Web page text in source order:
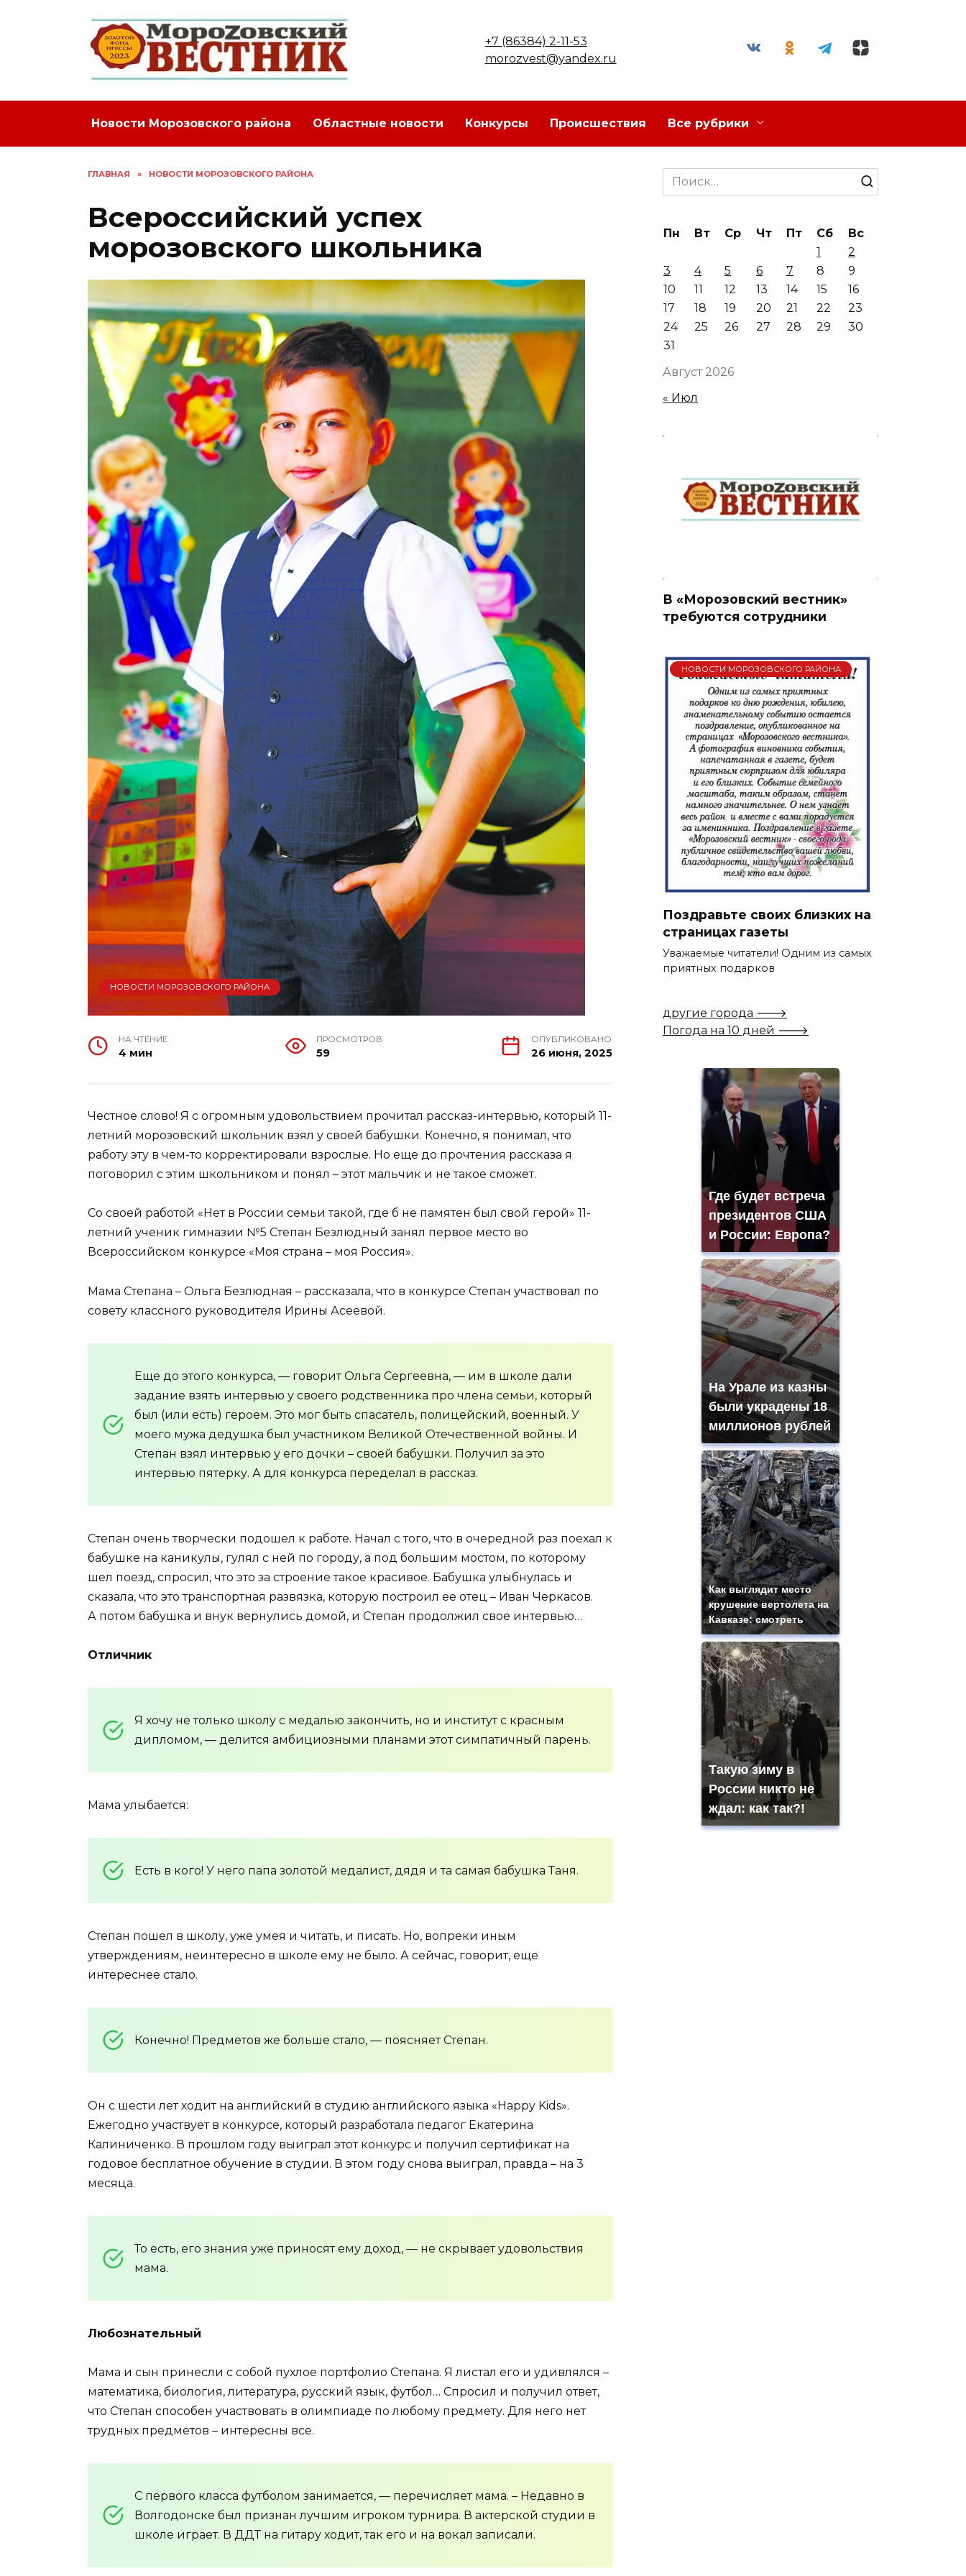
+7 (86384) 2-11-53
morozvest@yandex.ru
Новости Морозовского района Областные новости Конкурсы Происшествия Все рубрики
ГЛАВНАЯ » НОВОСТИ МОРОЗОВСКОГО РАЙОНА
Всероссийский успех
морозовского школьника
НОВОСТИ МОРОЗОВСКОГО РАЙОНА
НА ЧТЕНИЕ
4 мин
ПРОСМОТРОВ
59
ОПУБЛИКОВАНО
26 июня, 2025
Честное слово! Я с огромным удовольствием прочитал рассказ-интервью, который 11-
летний морозовский школьник взял у своей бабушки. Конечно, я понимал, что
работу эту в чем-то корректировали взрослые. Но еще до прочтения рассказа я
поговорил с этим школьником и понял – этот мальчик и не такое сможет.
Со своей работой «Нет в России семьи такой, где б не памятен был свой герой» 11-
летний ученик гимназии №5 Степан Безлюдный занял первое место во
Всероссийском конкурсе «Моя страна – моя Россия».
Мама Степана – Ольга Безлюдная – рассказала, что в конкурсе Степан участвовал по
совету классного руководителя Ирины Асеевой.
Еще до этого конкурса, — говорит Ольга Сергеевна, — им в школе дали
задание взять интервью у своего родственника про члена семьи, который
был (или есть) героем. Это мог быть спасатель, полицейский, военный. У
моего мужа дедушка был участником Великой Отечественной войны. И
Степан взял интервью у его дочки – своей бабушки. Получил за это
интервью пятерку. А для конкурса переделал в рассказ.
Степан очень творчески подошел к работе. Начал с того, что в очередной раз поехал к
бабушке на каникулы, гулял с ней по городу, а под большим мостом, по которому
шел поезд, спросил, что это за строение такое красивое. Бабушка улыбнулась и
сказала, что это транспортная развязка, которую построил ее отец – Иван Черкасов.
А потом бабушка и внук вернулись домой, и Степан продолжил свое интервью…
Отличник
Я хочу не только школу с медалью закончить, но и институт с красным
дипломом, — делится амбициозными планами этот симпатичный парень.
Мама улыбается:
Есть в кого! У него папа золотой медалист, дядя и та самая бабушка Таня.
Степан пошел в школу, уже умея и читать, и писать. Но, вопреки иным
утверждениям, неинтересно в школе ему не было. А сейчас, говорит, еще
интереснее стало.
Конечно! Предметов же больше стало, — поясняет Степан.
Он с шести лет ходит на английский в студию английского языка «Happy Kids».
Ежегодно участвует в конкурсе, который разработала педагог Екатерина
Калиниченко. В прошлом году выиграл этот конкурс и получил сертификат на
годовое бесплатное обучение в студии. В этом году снова выиграл, правда – на 3
месяца.
То есть, его знания уже приносят ему доход, — не скрывает удовольствия
мама.
Любознательный
Мама и сын принесли с собой пухлое портфолио Степана. Я листал его и удивлялся –
математика, биология, литература, русский язык, футбол… Спросил и получил ответ,
что Степан способен участвовать в олимпиаде по любому предмету. Для него нет
трудных предметов – интересны все.
С первого класса футболом занимается, — перечисляет мама. – Недавно в
Волгодонске был признан лучшим игроком турнира. В актерской студии в
школе играет. В ДДТ на гитару ходит, так его и на вокал записали.
Search
for:
Август 2026
Пн Вт Ср Чт Пт Сб
Вс
1
2
3
4 5 6 7 8
9
10
11 12 13 14 15
16
17
18 19 20 21 22
23
24
25 26 27 28 29
30
31
« Июл
В «Морозовский вестник»
требуются сотрудники
НОВОСТИ МОРОЗОВСКОГО РАЙОНА
Поздравьте своих близких на
страницах газеты
Уважаемые читатели! Одним из самых
приятных подарков
другие города 🡒
Погода на 10 дней 🡒
Где будет встреча
президентов США
и России: Европа?
На Урале из казны
были украдены 18
миллионов рублей
Как выглядит место
крушение вертолета на
Кавказе: смотреть
Такую зиму в
России никто не
ждал: как так?!